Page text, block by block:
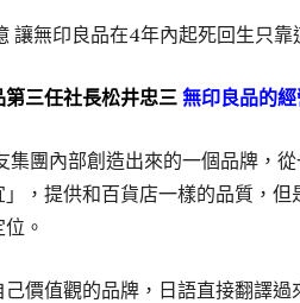
讓無印良品在4年內起死回生只靠
三任社長松井忠三 無印良品的
集團內部創造出來的一個品牌，
，提供和百貨店一樣的品質，
。
價值觀的品牌，日語直接翻譯過